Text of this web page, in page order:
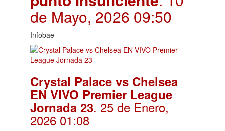
de Mayo, 2026 09:50
Infobae
Crystal Palace vs Chelsea
EN VIVO Premier League
Jornada 23. 25 de Enero,
2026 01:08